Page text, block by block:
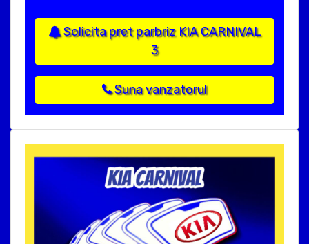
Solicita pret parbriz KIA CARNIVAL
3
Suna vanzatorul